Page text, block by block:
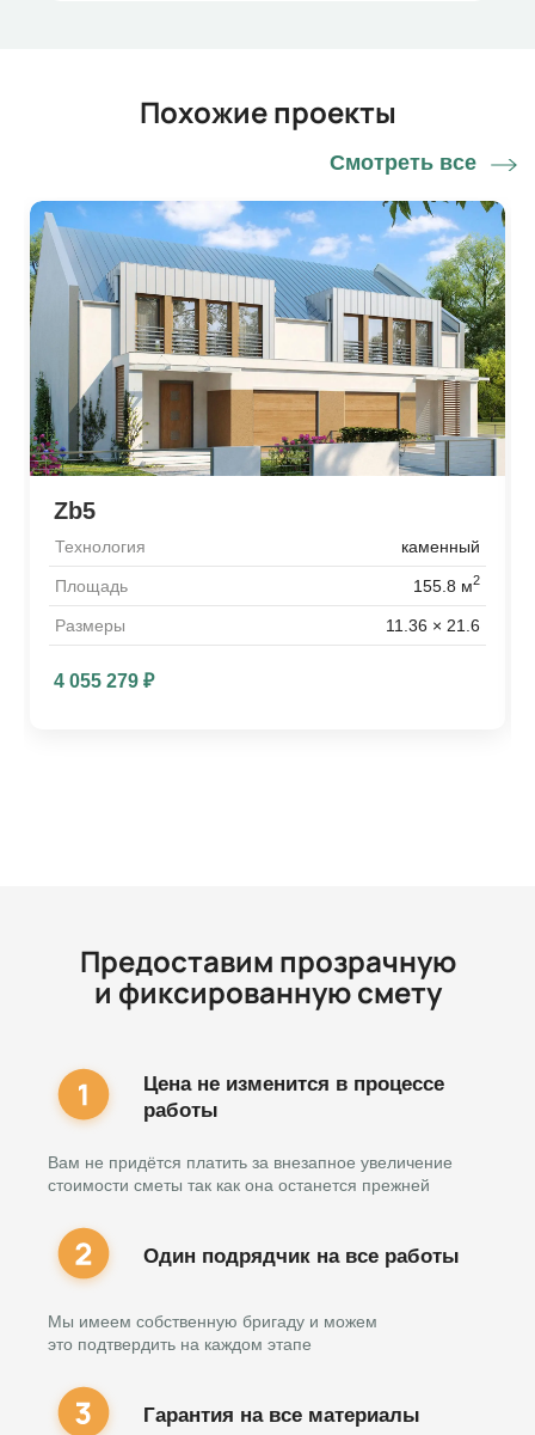
Похожие проекты
Смотреть все
Zb5
Технология каменный
Площадь 155.8 м2
Размеры 11.36 × 21.6
4 055 279₽
Предоставим прозрачную
и фиксированную смету
Цена не изменится в процессе
работы
Вам не придётся платить за внезапное увеличение
стоимости сметы так как она останется прежней
Один подрядчик на все работы
Мы имеем собственную бригаду и можем
это подтвердить на каждом этапе
Гарантия на все материалы